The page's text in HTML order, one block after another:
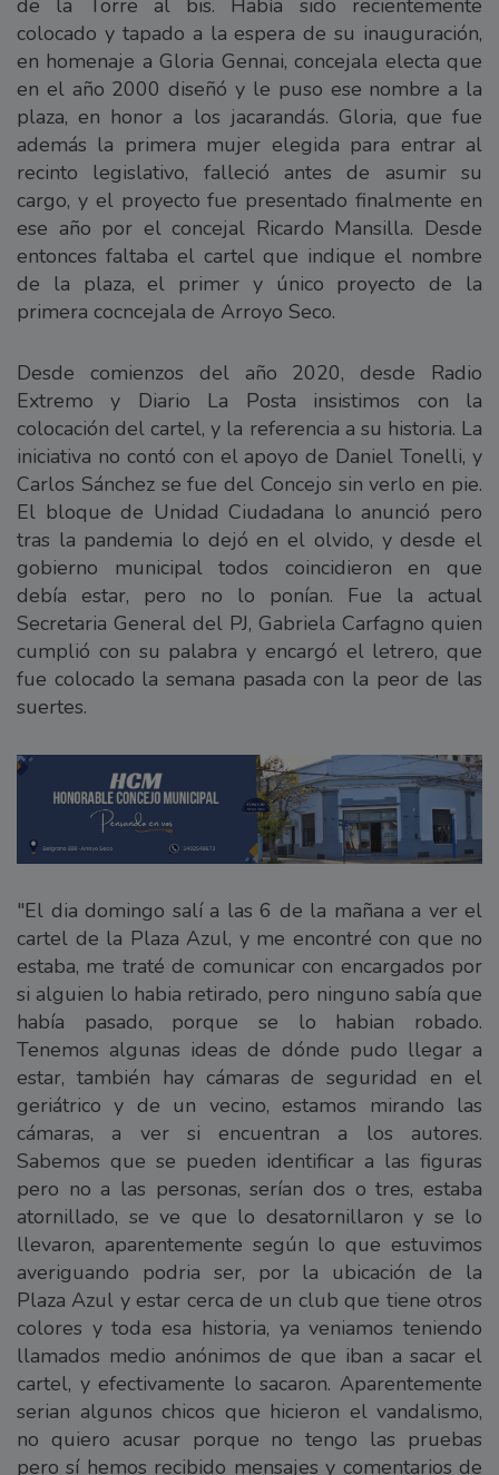
de la Torre al bis. Había sido recientemente
colocado y tapado a la espera de su inauguración,
en homenaje a Gloria Gennai, concejala electa que
en el año 2000 diseñó y le puso ese nombre a la
plaza, en honor a los jacarandás. Gloria, que fue
además la primera mujer elegida para entrar al
recinto legislativo, falleció antes de asumir su
cargo, y el proyecto fue presentado finalmente en
ese año por el concejal Ricardo Mansilla. Desde
entonces faltaba el cartel que indique el nombre
de la plaza, el primer y único proyecto de la
primera cocncejala de Arroyo Seco.
Desde comienzos del año 2020, desde Radio
Extremo y Diario La Posta insistimos con la
colocación del cartel, y la referencia a su historia. La
iniciativa no contó con el apoyo de Daniel Tonelli, y
Carlos Sánchez se fue del Concejo sin verlo en pie.
El bloque de Unidad Ciudadana lo anunció pero
tras la pandemia lo dejó en el olvido, y desde el
gobierno municipal todos coincidieron en que
debía estar, pero no lo ponían. Fue la actual
Secretaria General del PJ, Gabriela Carfagno quien
cumplió con su palabra y encargó el letrero, que
fue colocado la semana pasada con la peor de las
suertes.
"El dia domingo salí a las 6 de la mañana a ver el
cartel de la Plaza Azul, y me encontré con que no
estaba, me traté de comunicar con encargados por
si alguien lo habia retirado, pero ninguno sabía que
había pasado, porque se lo habian robado.
Tenemos algunas ideas de dónde pudo llegar a
estar, también hay cámaras de seguridad en el
geriátrico y de un vecino, estamos mirando las
cámaras, a ver si encuentran a los autores.
Sabemos que se pueden identificar a las figuras
pero no a las personas, serían dos o tres, estaba
atornillado, se ve que lo desatornillaron y se lo
llevaron, aparentemente según lo que estuvimos
averiguando podria ser, por la ubicación de la
Plaza Azul y estar cerca de un club que tiene otros
colores y toda esa historia, ya veniamos teniendo
llamados medio anónimos de que iban a sacar el
cartel, y efectivamente lo sacaron. Aparentemente
serian algunos chicos que hicieron el vandalismo,
no quiero acusar porque no tengo las pruebas
pero sí hemos recibido mensajes y comentarios de